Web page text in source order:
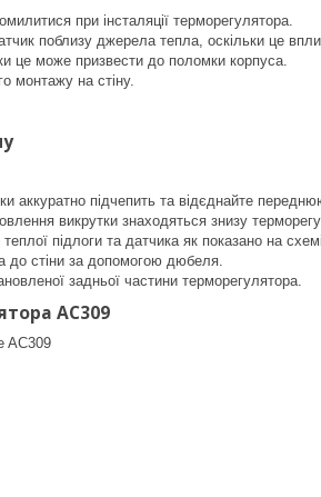
при інсталяції терморегулятора.
поблизу джерела тепла, оскільки це
це може призвести до поломки корпуса.
монтажу на стіну.
аккуратно підчепить та відєднайте
викрутки знаходяться знизу
підлоги та датчика як показано на
до стіни за допомогою дюбеля.
задньої частини терморегулятора.
AC309